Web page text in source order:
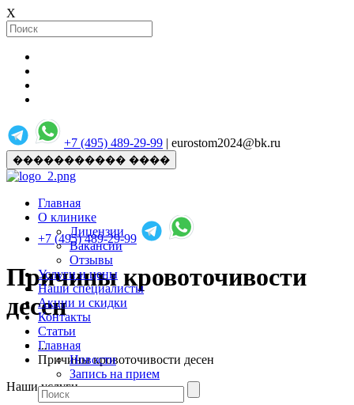
X
+7 (495) 489-29-99 | eurostom2024@bk.ru
����������� ����
Главная
О клинике
Лицензии
Вакансии
Отзывы
Услуги и цены
Наши специалисты
Акции и скидки
Контакты
Статьи
...
Новости
Запись на прием
+7 (495) 489-29-99
Причины кровоточивости
десен
Главная
Причины кровоточивости десен
Наши услуги